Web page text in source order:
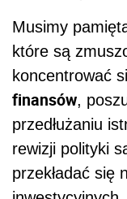
Musimy
które są
koncentrować
finansów,
przedłużaniu
rewizji polityki
przekładać się